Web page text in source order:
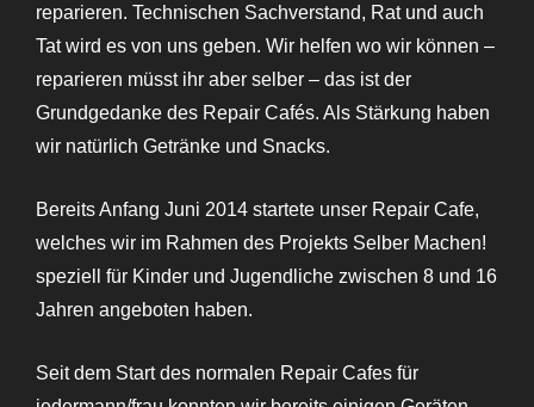
reparieren. Technischen Sachverstand, Rat und auch
Tat wird es von uns geben. Wir helfen wo wir können –
reparieren müsst ihr aber selber – das ist der
Grundgedanke des Repair Cafés. Als Stärkung haben
wir natürlich Getränke und Snacks.
Bereits Anfang Juni 2014 startete unser Repair Cafe,
welches wir im Rahmen des Projekts Selber Machen!
speziell für Kinder und Jugendliche zwischen 8 und 16
Jahren angeboten haben.
Seit dem Start des normalen Repair Cafes für